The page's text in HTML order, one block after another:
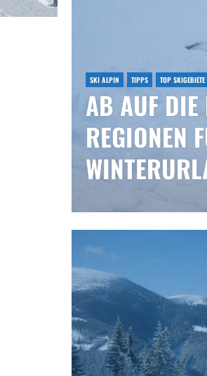
SKI ALPIN TIPPS TOP SKIGEBIETE
AB AUF DIE
REGIONEN